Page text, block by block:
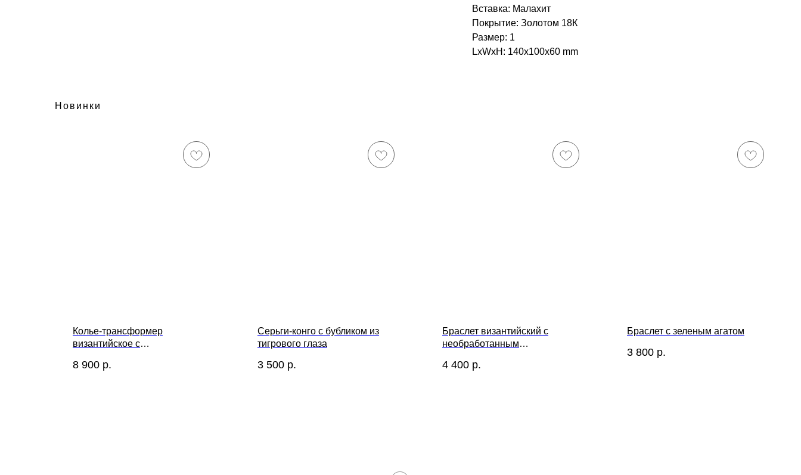
Вставка: Малахит
Покрытие: Золотом 18К
Размер: 1
LxWxH: 140x100x60 mm
Новинки
Колье-трансформер
византийское с
аметистом
8 900 р.
Серьги-конго с бубликом из
тигрового глаза
3 500 р.
Браслет византийский с
необработанным
4 400 р.
Браслет с зеленым агатом
3 800 р.